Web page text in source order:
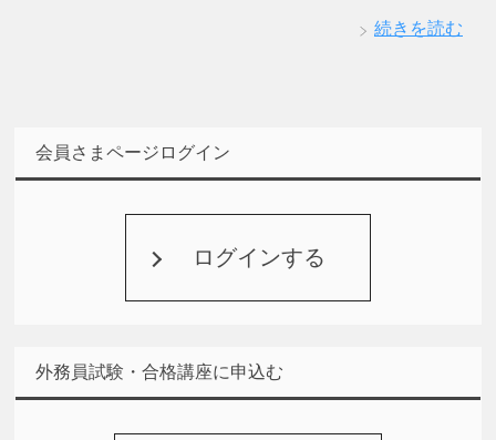
続きを読む
会員さまページログイン
ログインする
外務員試験・合格講座に申込む